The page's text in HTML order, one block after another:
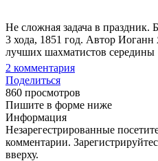
Не сложная задача в праздник.
3 хода, 1851 год. Автор
лучших шахматистов середины
2 комментария
Поделиться
860 просмотров
Пишите в форме ниже
Информация
Незарегестрированные
комментарии.
вверху.